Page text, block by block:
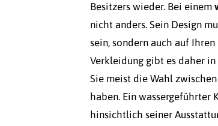
Besitzers wieder. Bei einem
nicht anders. Sein Design
sein, sondern auch auf
Verkleidung gibt es daher
Sie meist die Wahl
haben. Ein wassergeführter
hinsichtlich seiner